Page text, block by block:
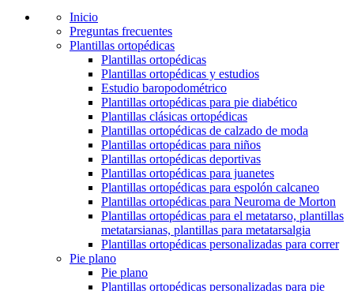
Inicio
Preguntas frecuentes
Plantillas ortopédicas
Plantillas ortopédicas
Plantillas ortopédicas y estudios
Estudio baropodométrico
Plantillas ortopédicas para pie diabético
Plantillas clásicas ortopédicas
Plantillas ortopédicas de calzado de moda
Plantillas ortopédicas para niños
Plantillas ortopédicas deportivas
Plantillas ortopédicas para juanetes
Plantillas ortopédicas para espolón calcaneo
Plantillas ortopédicas para Neuroma de Morton
Plantillas ortopédicas para el metatarso, plantillas
metatarsianas, plantillas para metatarsalgia
Plantillas ortopédicas personalizadas para correr
Pie plano
Pie plano
Plantillas ortopédicas personalizadas para pie